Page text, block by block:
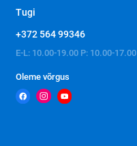
Tugi
+372 564 99346
E-L: 10.00-19.00 P: 10.00-17.00
Oleme võrgus